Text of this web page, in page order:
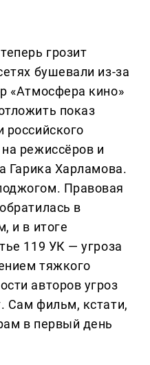
грозит
бушевали из-за
«Атмосфера кино»
показ
российского
режиссёров и
Гарика Харламова.
Правовая
в
и в итоге
119 УК — угроза
тяжкого
авторов угроз
Сам фильм, кстати,
в первый день